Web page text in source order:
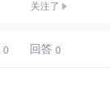
关注了
回答